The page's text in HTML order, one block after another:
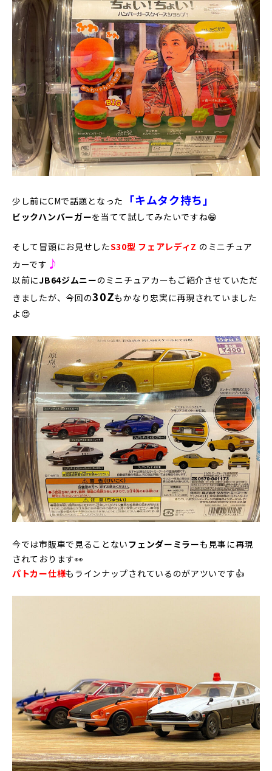
少し前にCMで話題となった 「キムタク持ち」
ビックハンバーガーを当てて試してみたいですね😁
そして冒頭にお見せしたS30型 フェアレディZ のミニチュア
カーです ♪
以前にJB64ジムニーのミニチュアカーもご紹介させていただ
きましたが、今回の30Zもかなり忠実に再現されていました
よ😍
今では市販車で見ることないフェンダーミラーも見事に再現
されております👀
パトカー仕様もラインナップされているのがアツいです👍